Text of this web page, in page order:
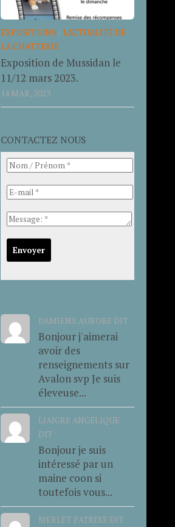
EXPOSITIONS /L'ACTUALITÉ DE
LA CHATTERIE
Exposition de Mussidan le
11/12 mars 2023.
14 MAR, 2023
CONTACTEZ NOUS
DAMIENS AURORE DIT
Bonjour j'aimerai
avoir des
renseignements sur
Avalon svp Je suis
éleveuse...
LIAIGRE ANGÉLIQUE
DIT
Bonjour je suis
intéressé par un
maine coon si
toutefois vous...
MERLET PATRIXE DIT